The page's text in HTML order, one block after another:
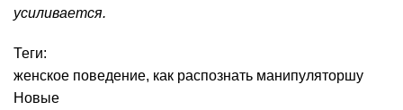
усиливается.
Теги:
женское поведение, как распознать манипуляторшу
Новые